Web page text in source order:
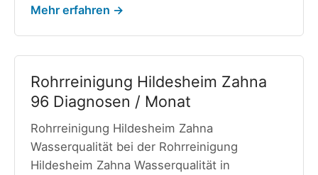
Mehr erfahren →
Rohrreinigung Hildesheim Zahna
96 Diagnosen / Monat
Rohrreinigung Hildesheim Zahna
Wasserqualität bei der Rohrreinigung
Hildesheim Zahna Wasserqualität in